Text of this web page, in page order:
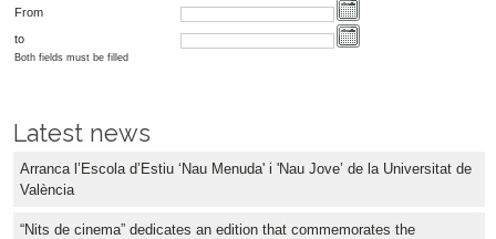
From
to
Both fields must be filled
Latest news
Arranca l’Escola d’Estiu ‘Nau Menuda' i 'Nau Jove’ de la Universitat de
València
“Nits de cinema” dedicates an edition that commemorates the